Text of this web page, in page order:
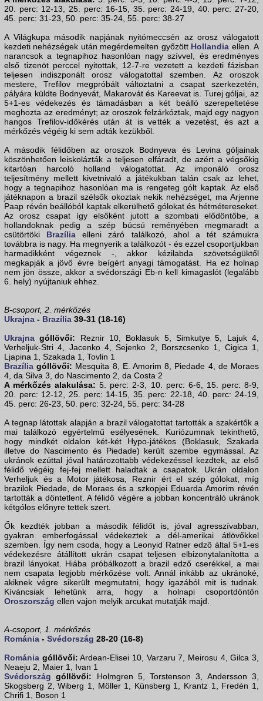
20. perc: 12-13, 25. perc: 16-15, 35. perc: 24-19, 40. perc: 27-20,
45. perc: 31-23, 50. perc: 35-24, 55. perc: 38-27
A Világkupa második napjának nyitómeccsén az orosz válogatott
kezdeti nehézségek után megérdemelten győzött Hollandia ellen. A
narancsok a tegnapihoz hasonlóan nagy szívvel, és eredményes
első tizenöt perccel nyitottak, 12-7-re vezetett a kezdeti fázisban
teljesen indiszponált orosz válogatottal szemben. Az oroszok
mestere, Trefilov megpróbált változtatni a csapat szerkezetén,
pályára küldte Bodnyevát, Makarovát és Kareevat is. Turej góljai, az
5+1-es védekezés és támadásban a két beálló szerepeltetése
meghozta az eredményt; az oroszok felzárkóztak, majd egy nagyon
hangos Trefilov-időkérés után át is vették a vezetést, és azt a
mérkőzés végéig ki sem adták kezükből.
A második félidőben az oroszok Bodnyeva és Levina góljainak
köszönhetően leiskolázták a teljesen elfáradt, de azért a végsőkig
kitartóan harcoló holland válogatottat. Az imponáló orosz
teljesítmény mellett kivetnivaló a játékukban talán csak az lehet,
hogy a tegnapihoz hasonlóan ma is rengeteg gólt kaptak. Az első
játéknapon a brazil szélsők okoztak nekik nehézséget, ma Arjenne
Paap révén beállóból kaptak elkerülhető gólokat és hétmétereseket.
Az orosz csapat így elsőként jutott a szombati elődöntőbe, a
hollandoknak pedig a szép búcsú reményében megmaradt a
csütörtöki Brazília elleni záró találkozó, ahol a tét számukra
továbbra is nagy. Ha megnyerik a találkozót - és ezzel csoportjukban
harmadikként végeznek -, akkor kézilabda szövetségüktől
megkapják a jövő évre beígért anyagi támogatást. Ha ez holnap
nem jön össze, akkor a svédországi Eb-n kell kimagaslót (legalább
6. hely) nyújtaniuk ehhez.
B-csoport, 2. mérkőzés
Ukrajna - Brazília 39-31 (18-16)
Ukrajna góllövői: Reznir 10, Boklasuk 5, Simkutye 5, Lajuk 4,
Verheljuk-Stri 4, Jacenko 4, Sejenko 2, Borszcsenko 1, Cigica 1,
Ljapina 1, Szakada 1, Tovlin 1
Brazília góllövői: Mesquita 8, E. Amorim 8, Piedade 4, de Moraes
4, da Silva 3, do Nascimento 2, da Costa 2
A mérkőzés alakulása: 5. perc: 2-3, 10. perc: 6-6, 15. perc: 8-9,
20. perc: 12-12, 25. perc: 14-15, 35. perc: 22-18, 40. perc: 24-19,
45. perc: 26-23, 50. perc: 32-24, 55. perc: 34-28
A tegnap látottak alapján a brazil válogatottat tartották a szakértők a
mai találkozó egyértelmű esélyesének. Kuriózumnak tekinthető,
hogy mindkét oldalon két-két Hypo-játékos (Boklasuk, Szakada
illetve do Nascimento és Piedade) került szembe egymással. Az
ukránok ezúttal jóval határozottabb védekezéssel kezdtek, az első
félidő végéig fej-fej mellett haladtak a csapatok. Ukrán oldalon
Verheljuk és a Motor játékosa, Reznir ért el szép gólokat, míg
brazilok Piedade, de Moraes és a szkopjei Eduarda Amorim révén
tartották a döntetlent. A félidő végére a jobban koncentráló ukránok
kétgólos előnyre tettek szert.
Ők kezdték jobban a második félidőt is, jóval agresszívabban,
gyakran emberfogással védekeztek a dél-amerikai átlövőkkel
szemben. Így nem csoda, hogy a Leonyid Ratner edző által 5+1-es
védekezésre átállított ukrán csapat teljesen elbizonytalanította a
brazil lányokat. Hiába próbálkozott a brazil edző cserékkel, a mai
nem csapata legjobb mérkőzése volt. Annál inkább az ukránoké,
akiknek végre sikerült megmutatni, hogy igazából mit is tudnak.
Kíváncsiak lehetünk arra, hogy a holnapi csoportdöntőn
Oroszország ellen vajon melyik arcukat mutatják majd.
A-csoport, 1. mérkőzés
Románia - Svédország 28-20 (16-8)
Románia góllövői: Ardean-Elisei 10, Varzaru 7, Meirosu 4, Gilca 3,
Neaeju 2, Maier 1, Ivan 1
Svédország góllövői: Holmgren 5, Torstenson 3, Andersson 3,
Skogsberg 2, Wiberg 1, Möller 1, Künsberg 1, Krantz 1, Fredén 1,
Chrifi 1, Boson 1